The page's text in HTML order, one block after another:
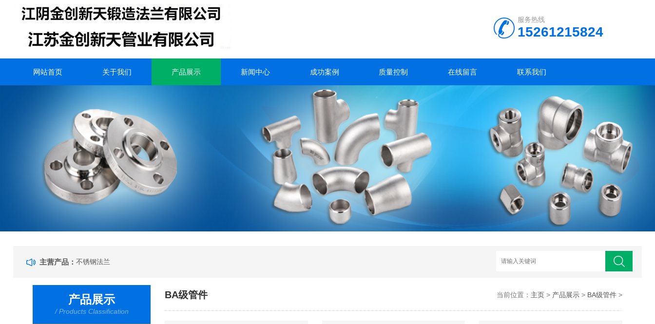
服务热线
15261215824
网站首页 关于我们 产品展示 新闻中心 成功案例 质量控制 在线留言 联系我们
主营产品：不锈钢法兰
产品展示
/ Products Classification
BA级管件 当前位置： 主页> 产品展示> BA级管件>